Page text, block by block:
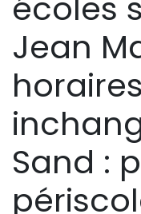
Jean
Sand :